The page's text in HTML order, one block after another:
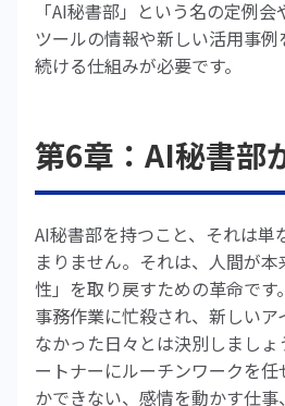
「AI秘書部」という名の定例
ツールの情報や新しい活用事
続ける仕組みが必要です。
第6章：AI秘書部
AI秘書部を持つこと、それは単
まりません。それは、人間が
性」を取り戻すための革命です。
事務作業に忙殺され、新しい
なかった日々とは決別しまし
ートナーにルーチンワークを
かできない、感情を動かす仕